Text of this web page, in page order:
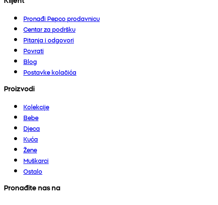
Pronađi Pepco prodavnicu
Centar za podršku
Pitanja i odgovori
Povrati
Blog
Postavke kolačića
Proizvodi
Kolekcije
Bebe
Djeca
Kuća
Žene
Muškarci
Ostalo
Pronađite nas na